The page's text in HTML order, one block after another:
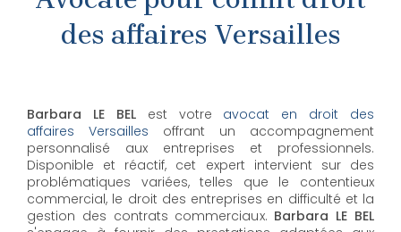
des affaires Versailles
Barbara LE BELest votre avocat en droit des
affaires Versailles offrant un accompagnement
personnalisé aux entreprises et professionnels.
Disponible et réactif, cet expert intervient sur des
problématiques variées, telles que le contentieux
commercial, le droit des entreprises en difficulté et la
gestion des contrats commerciaux. Barbara LE BEL